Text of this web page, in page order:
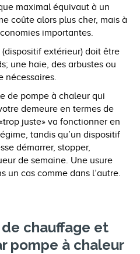
maximal équivaut à un
coûte alors plus cher, mais à
importantes.
extérieur) doit être
une haie, des arbustes ou
nécessaires.
de pompe à chaleur qui
demeure en termes de
juste» va fonctionner en
tandis qu’un dispositif
démarrer, stopper,
de semaine. Une usure
un cas comme dans l’autre.
chauffage et
pompe à chaleur